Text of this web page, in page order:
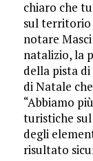
chiaro che
sul territorio
notare
natalizio, la
della pista
di Natale
“Abbiamo
turistiche
degli
risultato